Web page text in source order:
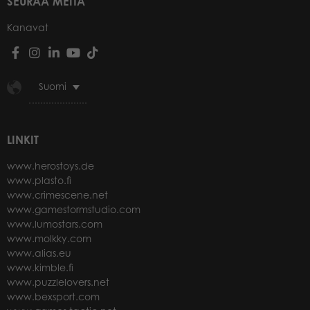
Kanavat
Suomi
LINKIT
www.herostoys.de
www.plasto.fi
www.crimescene.net
www.gamestormstudio.com
www.lumostars.com
www.molkky.com
www.alias.eu
www.kimble.fi
www.puzzlelovers.net
www.bexsport.com